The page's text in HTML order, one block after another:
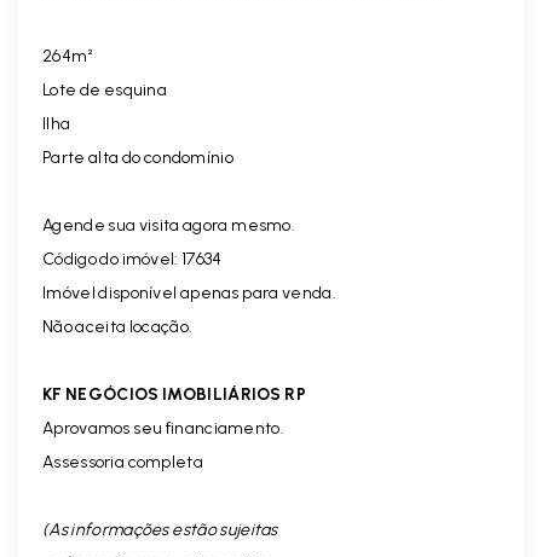
264m²
Lote de esquina
Ilha
Parte alta do condomínio
Agende sua visita agora mesmo.
Código do imóvel: 17634
Imóvel disponível apenas para venda.
Não aceita locação.
KF NEGÓCIOS IMOBILIÁRIOS RP
Aprovamos seu financiamento.
Assessoria completa
(As informações estão sujeitas